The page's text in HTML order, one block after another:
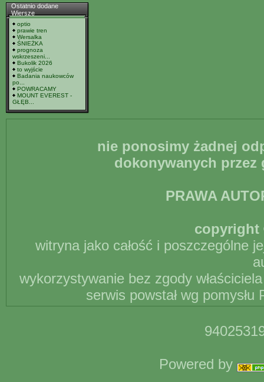
Ostatnio dodane
Wiersze
optio
prawie tren
Wersalka
ŚNIEŻKA
prognoza
wskrzeszeni...
Bukolik 2026
to wyjście
Badania naukowców
po...
POWRACAMY
MOUNT EVEREST -
GŁĘB...
nie ponosimy żadnej
dokonywanych
PRAWA
copyright
witryna jako całość i poszczególne
wykorzystywanie bez zgody
serwis powstał wg
Powered by